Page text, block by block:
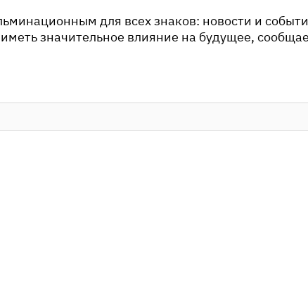
для всех знаков: новости и
значительное влияние на будущее,